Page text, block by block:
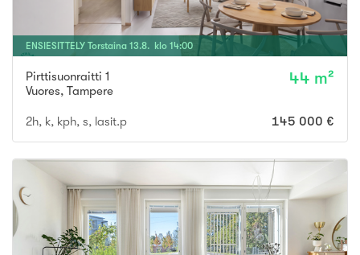
ENSIESITTELY Torstaina 13.8. klo 14:00
Pirttisuonraitti 1
Vuores, Tampere
44 m²
2h, k, kph, s, lasit.p 145 000 €